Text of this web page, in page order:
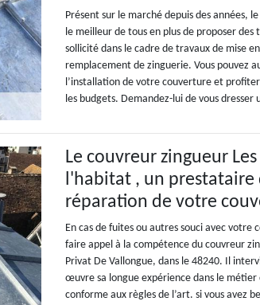
Présent sur le marché depuis des années,
le meilleur de tous en plus de proposer des
sollicité dans le cadre de travaux de mise
remplacement de zinguerie. Vous pouvez
l’installation de votre couverture et
les budgets. Demandez-lui de vous dresser
Le couvreur zingueur
l'habitat , un prestataire
réparation de votre
En cas de fuites ou autres souci avec votre
faire appel à la compétence du couvreur
Privat De Vallongue, dans le 48240. Il
œuvre sa longue expérience dans le
conforme aux règles de l’art. si vous avez